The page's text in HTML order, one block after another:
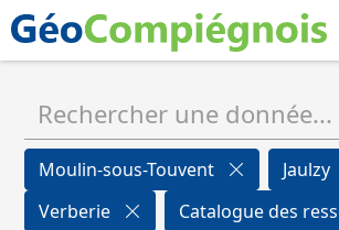
Moulin-sous-Touvent
Jaulzy
Verberie
Catalogue des